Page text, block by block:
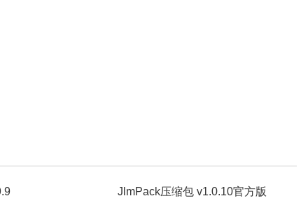
JlmPack压缩包 v1.0.10官方版